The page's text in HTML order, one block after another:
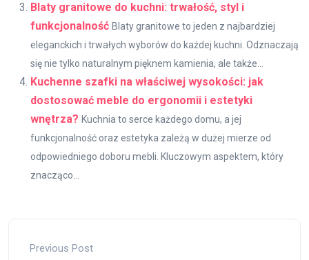
Blaty granitowe do kuchni: trwałość, styl i
funkcjonalność Blaty granitowe to jeden z najbardziej
eleganckich i trwałych wyborów do każdej kuchni. Odznaczają
się nie tylko naturalnym pięknem kamienia, ale także...
Kuchenne szafki na właściwej wysokości: jak
dostosować meble do ergonomii i estetyki
wnętrza? Kuchnia to serce każdego domu, a jej
funkcjonalność oraz estetyka zależą w dużej mierze od
odpowiedniego doboru mebli. Kluczowym aspektem, który
znacząco...
Previous Post